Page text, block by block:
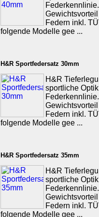
Federn inkl.
folgende Modelle gee ...
H&R Sportfedersatz 30mm
H&R
sportliche
Federn inkl.
folgende Modelle gee ...
H&R Sportfedersatz 35mm
H&R
sportliche
Federn inkl.
folgende Modelle gee ...